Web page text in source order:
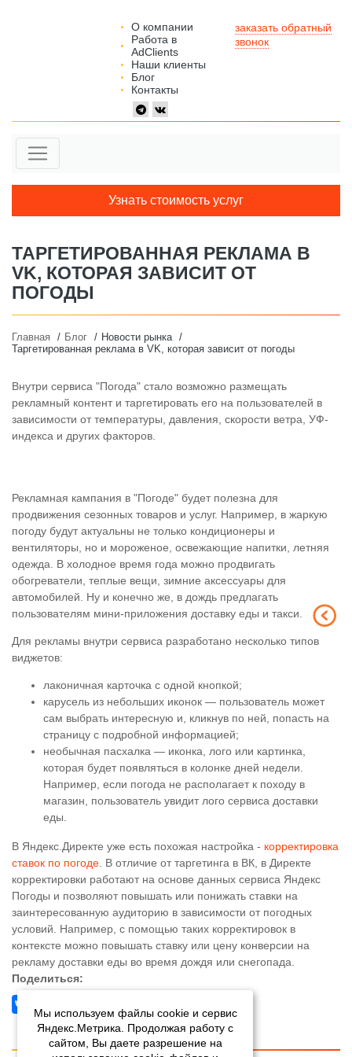
Мы используем файлы cookie и сервис
Яндекс.Метрика. Продолжая работу с
сайтом, Вы даете разрешение на
О компании
Работа в
AdClients
Наши клиенты
Блог
Контакты
заказать обратный
звонок
Узнать стоимость услуг
ТАРГЕТИРОВАННАЯ РЕКЛАМА В
VK, КОТОРАЯ ЗАВИСИТ ОТ
ПОГОДЫ
Главная Блог
Новости рынка
Таргетированная реклама в VK, которая зависит от погоды
Внутри сервиса "Погода" стало возможно размещать
рекламный контент и таргетировать его на пользователей в
зависимости от температуры, давления, скорости ветра, УФ-
индекса и других факторов.
Рекламная кампания в "Погоде" будет полезна для
продвижения сезонных товаров и услуг. Например, в жаркую
погоду будут актуальны не только кондиционеры и
вентиляторы, но и мороженое, освежающие напитки, летняя
одежда. В холодное время года можно продвигать
обогреватели, теплые вещи, зимние аксессуары для
автомобилей. Ну и конечно же, в дождь предлагать
пользователям мини-приложения доставку еды и такси.
Для рекламы внутри сервиса разработано несколько типов
виджетов:
лаконичная карточка с одной кнопкой;
карусель из небольших иконок — пользователь может
сам выбрать интересную и, кликнув по ней, попасть на
страницу с подробной информацией;
необычная пасхалка — иконка, лого или картинка,
которая будет появляться в колонке дней недели.
Например, если погода не располагает к походу в
магазин, пользователь увидит лого сервиса доставки
еды.
В Яндекс.Директе уже есть похожая настройка - корректировка
ставок по погоде . В отличие от таргетинга в ВК, в Директе
корректировки работают на основе данных сервиса Яндекс
Погоды и позволяют повышать или понижать ставки на
заинтересованную аудиторию в зависимости от погодных
условий. Например, с помощью таких корректировок в
контексте можно повышать ставку или цену конверсии на
рекламу доставки еды во время дождя или снегопада.
Поделиться: